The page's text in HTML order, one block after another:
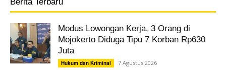
Modus Lowongan Kerja, 3 Orang di
Mojokerto Diduga Tipu 7 Korban Rp630
Juta
Hukum dan Kriminal 7 Agustus 2026